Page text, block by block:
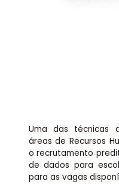
Uma das técnicas
áreas de Recursos
o recrutamento
de dados para
para as vagas